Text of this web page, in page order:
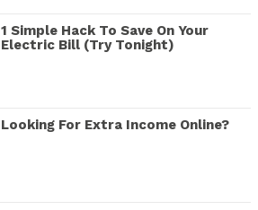
1 Simple Hack To Save On Your
Electric Bill (Try Tonight)
Looking For Extra Income Online?